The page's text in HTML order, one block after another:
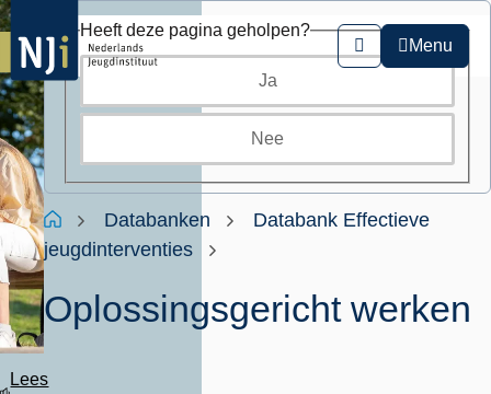
Overslaan
en
naar
de
inhoud
gaan
Zoeken
Menu
Kruimelpad
HomeDatabanken
Databank Effectieve
jeugdinterventies
Oplossingsgericht werken
Lees
Heeft deze pagina geholpen?
Ja
Nee